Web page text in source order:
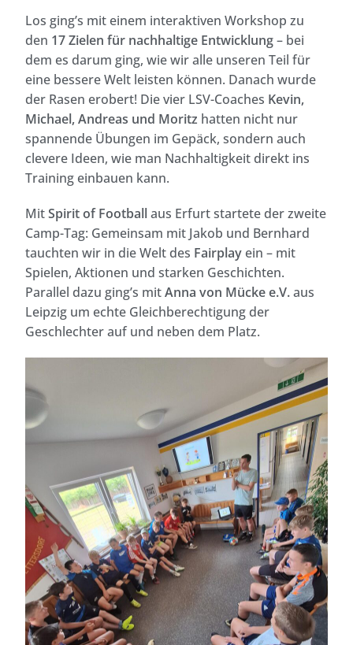
Los ging’s mit einem interaktiven Workshop zu
den 17 Zielen für nachhaltige Entwicklung– bei
dem es darum ging, wie wir alle unseren Teil für
eine bessere Welt leisten können. Danach wurde
der Rasen erobert! Die vier LSV-Coaches Kevin,
Michael, Andreas und Moritz hatten nicht nur
spannende Übungen im Gepäck, sondern auch
clevere Ideen, wie man Nachhaltigkeit direkt ins
Training einbauen kann.
MitSpirit of Footballaus Erfurt startete der zweite
Camp-Tag: Gemeinsam mit Jakob und Bernhard
tauchten wir in die Welt des Fairplay ein – mit
Spielen, Aktionen und starken Geschichten.
Parallel dazu ging’s mitAnna von Mücke e.V.aus
Leipzig um echte Gleichberechtigung der
Geschlechter auf und neben dem Platz.